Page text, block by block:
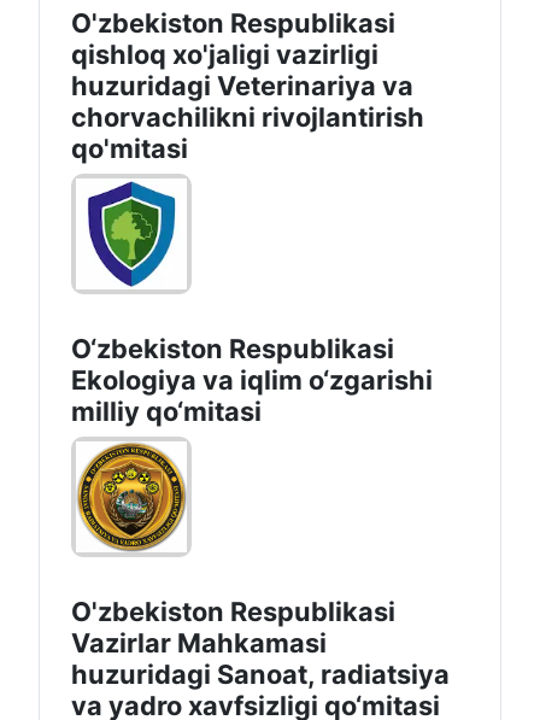
O'zbekiston Respublikasi
qishloq xo'jaligi vazirligi
huzuridagi Veterinariya va
chorvachilikni rivojlantirish
qo'mitasi
O‘zbekiston Respublikasi
Ekologiya va iqlim o‘zgarishi
milliy qo‘mitasi
O'zbekiston Respublikasi
Vazirlar Mahkamasi
huzuridagi Sanoat, radiatsiya
va yadro xavfsizligi qo‘mitasi